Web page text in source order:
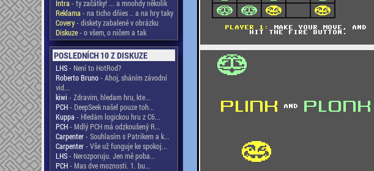
Intra - ty začátky! ... a mnohdy několik
Reklama - na ticho dňies .. a na hry taky
Covery- diskety zabalené v obrázku
Diskuze- o všem, o ničem a tak
POSLEDNÍCH 10 Z DISKUZE
LHS- Není to HotRod?
Roberto Bruno- Ahoj, sháním závodní
vid...
kiwi - Zdravim, hledam hru, kte...
PCH- DeepSeek našel pouze toh...
Kuppa - Hledám logickou hru z C6...
PCH- Mdlý PCH má odzkoušený R...
Carpenter- Souhlasím s Patrikem a k...
Carpenter- Vše už funguje ke spokoj...
LHS- Nerozporuju. Jen mě poba...
PCH- Mas dve moznosti. 1. bu...